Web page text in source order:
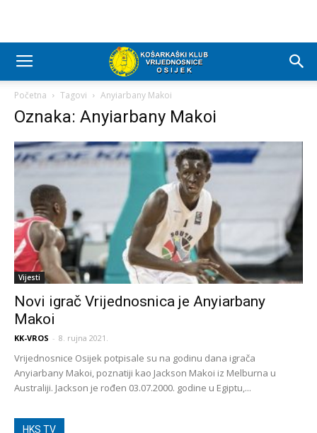
Početna Tagovi Anyiarbany Makoi
Oznaka: Anyiarbany Makoi
Vijesti
Novi igrač Vrijednosnica je Anyiarbany
Makoi
KK-VROS - 8. rujna 2021.
Vrijednosnice Osijek potpisale su na godinu dana igrača
Anyiarbany Makoi, poznatiji kao Jackson Makoi iz Melburna u
Australiji. Jackson je rođen 03.07.2000. godine u Egiptu,...
HKS TV